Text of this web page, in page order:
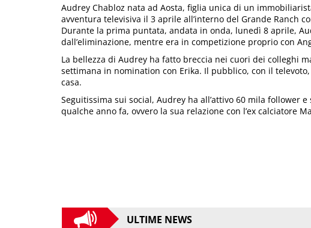
Audrey Chabloz nata ad Aosta, figlia unica di un
avventura televisiva il 3 aprile all’interno del Grande Ranch
Durante la prima puntata, andata in onda, lunedì 8 aprile,
dall’eliminazione, mentre era in competizione proprio con
La bellezza di Audrey ha fatto breccia nei cuori dei colleghi
settimana in nomination con Erika. Il pubblico, con il
casa.
Seguitissima sui social, Audrey ha all’attivo 60 mila follower
qualche anno fa, ovvero la sua relazione con l’ex calciatore
ULTIME NEWS